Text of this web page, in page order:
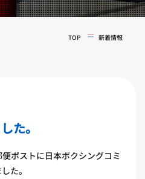
ステム
ネスコース
TOP 新着情報
た。
ポストに日本ボクシングコミ
た。